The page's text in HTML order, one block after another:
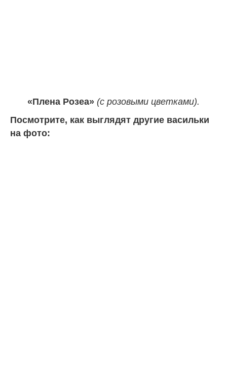
«Плена Розеа» (с розовыми цветками).
Посмотрите, как выглядят другие васильки
на фото: